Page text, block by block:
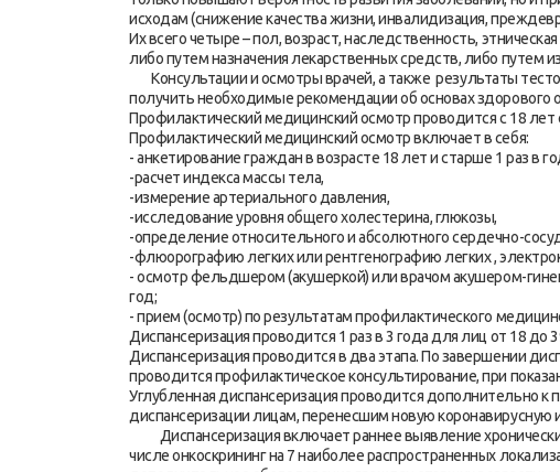
исходам (снижение качества жизни, инвалидизация,
Их всего четыре – пол, возраст, наследственность,
либо путем назначения лекарственных средств, либо путем
Консультации и осмотры врачей, а также результаты
получить необходимые рекомендации об основах
Профилактический медицинский осмотр проводится с 18 лет
Профилактический медицинский осмотр включает в себя:
- анкетирование граждан в возрасте 18 лет и старше 1 раз в
-расчет индекса массы тела,
-измерение артериального давления,
-исследование уровня общего холестерина, глюкозы,
-определение относительного и абсолютного сердечно-
-флюорографию легких или рентгенографию легких ,
- осмотр фельдшером (акушеркой) или врачом акушером-
год;
- прием (осмотр) по результатам профилактического
Диспансеризация проводится 1 раз в 3 года для лиц от 18 до
Диспансеризация проводится в два этапа. По завершении
проводится профилактическое консультирование, при
Углубленная диспансеризация проводится дополнительно
диспансеризации лицам, перенесшим новую коронавирусную
Диспансеризация включает раннее выявление
числе онкоскрининг на 7 наиболее распространенных